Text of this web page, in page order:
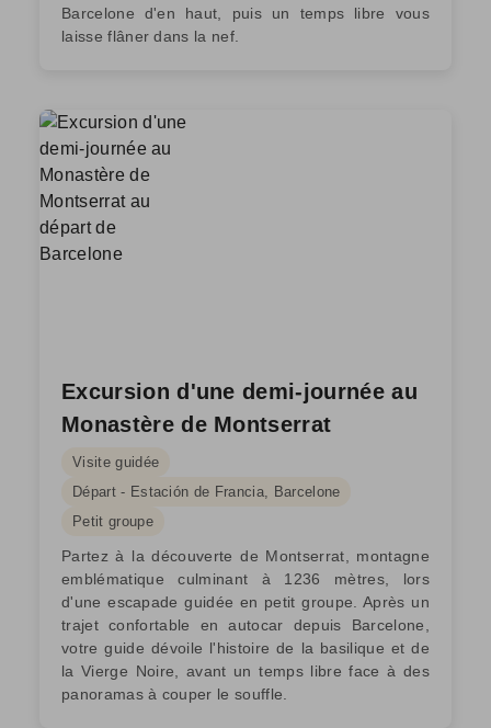
Barcelone d'en haut, puis un temps libre vous
laisse flâner dans la nef.
Excursion d'une demi-journée au
Monastère de Montserrat
Visite guidée
Départ - Estación de Francia, Barcelone
Petit groupe
Partez à la découverte de Montserrat, montagne
emblématique culminant à 1236 mètres, lors
d'une escapade guidée en petit groupe. Après un
trajet confortable en autocar depuis Barcelone,
votre guide dévoile l'histoire de la basilique et de
la Vierge Noire, avant un temps libre face à des
panoramas à couper le souffle.